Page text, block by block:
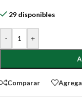
29 disponibles
- +
Comparar